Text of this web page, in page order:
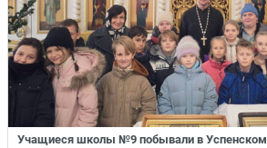
Учащиеся школы №9 побывали в Успенском